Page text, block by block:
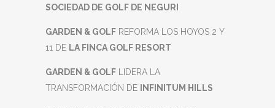
SOCIEDAD DE GOLF DE NEGURI
GARDEN & GOLF REFORMA LOS HOYOS 2 Y
11 DE LA FINCA GOLF RESORT
GARDEN & GOLF LIDERA LA
TRANSFORMACIÓN DE
INFINITUM HILLS